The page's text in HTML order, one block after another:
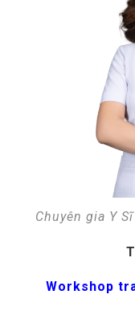
Chuyên gia Y
Workshop